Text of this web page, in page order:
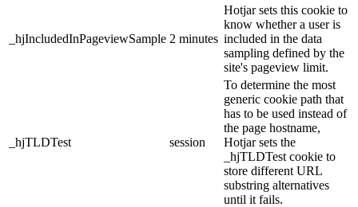
_hjIncludedInPageviewSample 2 minutes
Hotjar sets this cookie to
know whether a user is
included in the data
sampling defined by the
site's pageview limit.
_hjTLDTest session
To determine the most
generic cookie path that
has to be used instead of
the page hostname,
Hotjar sets the
_hjTLDTest cookie to
store different URL
substring alternatives
until it fails.